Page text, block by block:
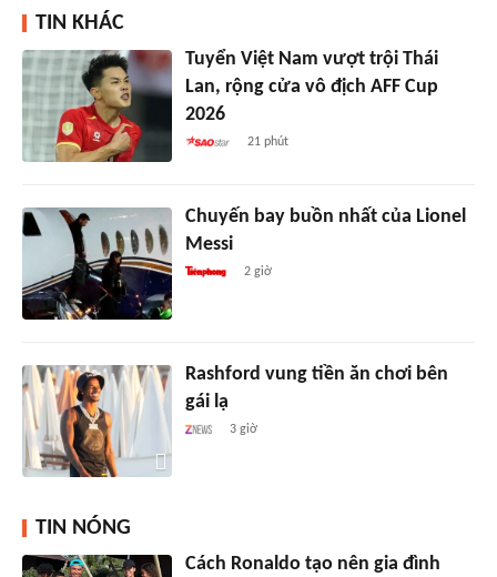
TIN KHÁC
Tuyển Việt Nam vượt trội Thái
Lan, rộng cửa vô địch AFF Cup
2026
21 phút
Chuyến bay buồn nhất của Lionel
Messi
2 giờ
Rashford vung tiền ăn chơi bên
gái lạ
3 giờ
TIN NÓNG
Cách Ronaldo tạo nên gia đình